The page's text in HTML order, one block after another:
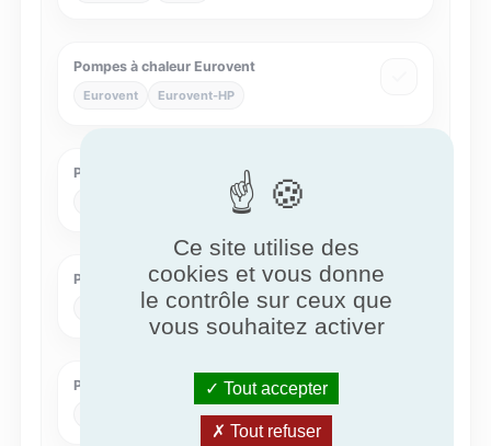
Pompes à chaleur Eurovent
Eurovent Eurovent-HP
Pompes à chaleur MCS
Pompes à chaleur NF
NF414
Poutres climatiques
Ce site utilise des
cookies et vous donne
le contrôle sur ceux que
vous souhaitez activer
Tout accepter
Tout refuser